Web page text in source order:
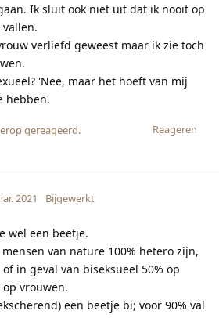
Ik sluit ook niet uit dat ik nooit op
verliefd geweest maar ik zie toch
'Nee, maar het hoeft van mij
hebben.
Reageren
gereageerd.
2021 Bijgewerkt
wel een beetje.
van nature 100% hetero zijn,
in geval van biseksueel 50% op
vrouwen.
een beetje bi; voor 90% val